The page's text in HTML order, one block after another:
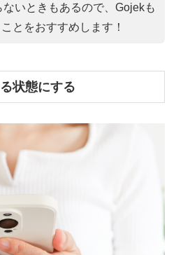
いときもあるので、Gojekも
とをおすすめします！
状態にする